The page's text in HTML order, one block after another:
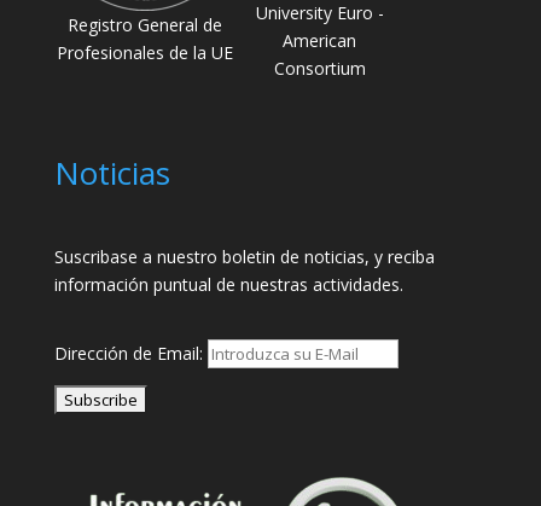
Registro General de
Profesionales de la UE
University Euro -
American
Consortium
Noticias
Suscribase a nuestro boletin de noticias, y reciba
información puntual de nuestras actividades.
Dirección de Email: